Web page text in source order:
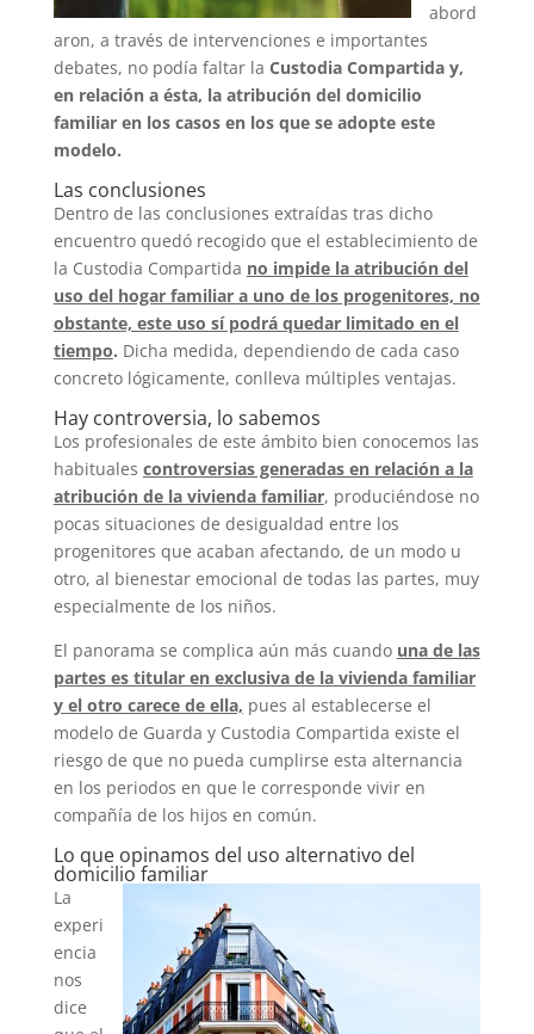
abord
aron, a través de intervenciones e importantes
debates, no podía faltar la Custodia Compartida y,
en relación a ésta, la atribución del domicilio
familiar en los casos en los que se adopte este
modelo.
Las conclusiones
Dentro de las conclusiones extraídas tras dicho
encuentro quedó recogido que el establecimiento de
la Custodia Compartida no impide la atribución del
uso del hogar familiar a uno de los progenitores, no
obstante, este uso sí podrá quedar limitado en el
tiempo. Dicha medida, dependiendo de cada caso
concreto lógicamente, conlleva múltiples ventajas.
Hay controversia, lo sabemos
Los profesionales de este ámbito bien conocemos las
habituales controversias generadas en relación a la
atribución de la vivienda familiar, produciéndose no
pocas situaciones de desigualdad entre los
progenitores que acaban afectando, de un modo u
otro, al bienestar emocional de todas las partes, muy
especialmente de los niños.
El panorama se complica aún más cuando una de las
partes es titular en exclusiva de la viviendafamiliar
y el otro carece de ella, pues al establecerse el
modelo de Guarda y Custodia Compartida existe el
riesgo de que no pueda cumplirse esta alternancia
en los periodos en que le corresponde vivir en
compañía de los hijos en común.
Lo que opinamos del uso alternativo del
domicilio familiar
La
experi
encia
nos
dice